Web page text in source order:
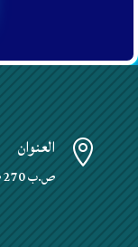
 العنوان
ص.ب 270 طريق الصومعة البليدة